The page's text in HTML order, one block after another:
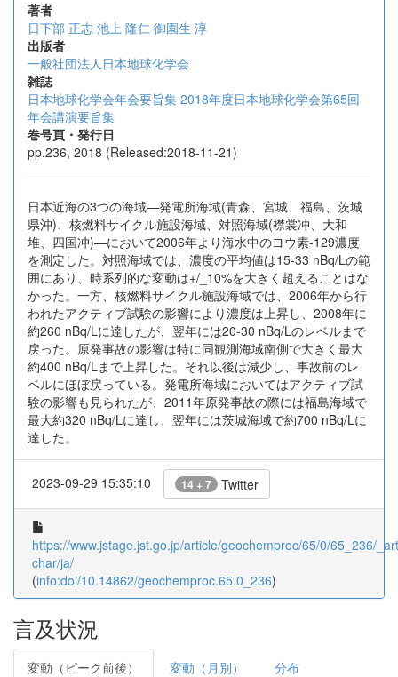
著者
日下部 正志 池上 隆仁 御園生 淳
出版者
一般社団法人日本地球化学会
雑誌
日本地球化学会年会要旨集 2018年度日本地球化学会第65回
年会講演要旨集
巻号頁・発行日
pp.236, 2018 (Released:2018-11-21)
日本近海の3つの海域—発電所海域(青森、宮城、福島、茨城
県沖)、核燃料サイクル施設海域、対照海域(襟裳冲、大和
堆、四国冲)—において2006年より海水中のヨウ素-129濃度
を測定した。対照海域では、濃度の平均値は15-33 nBq/Lの範
囲にあり、時系列的な変動は+/_10%を大きく超えることはな
かった。一方、核燃料サイクル施設海域では、2006年から行
われたアクティブ試験の影響により濃度は上昇し、2008年に
約260 nBq/Lに達したが、翌年には20-30 nBq/Lのレベルまで
戻った。原発事故の影響は特に同観測海域南側で大きく最大
約400 nBq/Lまで上昇した。それ以後は減少し、事故前のレ
ベルにほぼ戻っている。発電所海域においてはアクティブ試
験の影響も見られたが、2011年原発事故の際には福島海域で
最大約320 nBq/Lに達し、翌年には茨城海域で約700 nBq/Lに
達した。
2023-09-29 15:35:10 14 + 7 Twitter
https://www.jstage.jst.go.jp/article/geochemproc/65/0/65_236/
char/ja/
(info:doi/10.14862/geochemproc.65.0_236)
言及状況
変動（ピーク前後） 変動（月別） 分布